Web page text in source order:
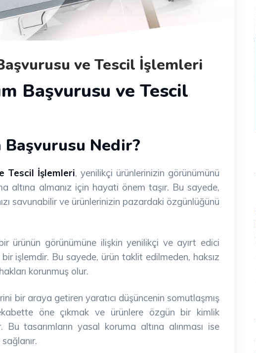
ve Tescil İşlemleri
Başvurusu ve Tescil
Başvurusu Nedir?
Tescil İşlemleri, yenilikçi ürünlerinizin görünümünü
altına almanız için hayati önem taşır. Bu sayede,
savunabilir ve ürünlerinizin pazardaki özgünlüğünü
ürünün görünümüne ilişkin yenilikçi ve ayırt edici
işlemdir. Bu sayede, ürün taklit edilmeden, haksız
korunmuş olur.
bir araya getiren yaratıcı düşüncenin somutlaşmış
öne çıkmak ve ürünlere özgün bir kimlik
tasarımların yasal koruma altına alınması ise
sağlanır.